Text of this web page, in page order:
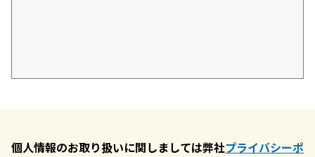
個人情報のお取り扱いに関しましては弊社プライバシーポ